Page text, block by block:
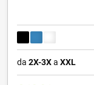
da 2X-3Xa XXL